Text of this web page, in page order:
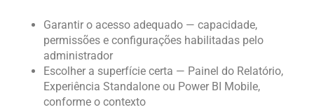
Garantir o acesso adequado — capacidade,
permissões e configurações habilitadas pelo
administrador
Escolher a superfície certa — Painel do Relatório,
Experiência Standalone ou Power BI Mobile,
conforme o contexto